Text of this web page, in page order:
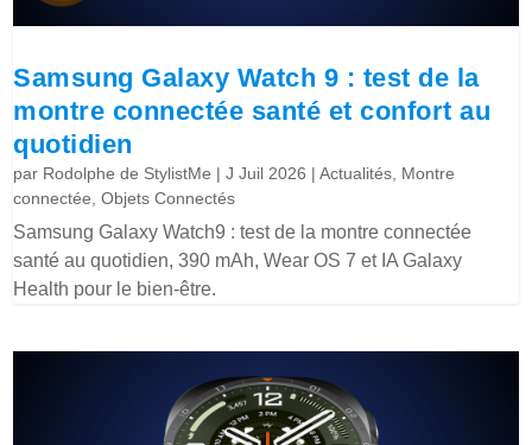
Samsung Galaxy Watch 9 : test de la
montre connectée santé et confort au
quotidien
par Rodolphe de StylistMe |J Juil 2026 |Actualités, Montre
connectée,Objets Connectés
Samsung Galaxy Watch9 : test de la montre connectée
santé au quotidien, 390 mAh, Wear OS 7 et IA Galaxy
Health pour le bien-être.